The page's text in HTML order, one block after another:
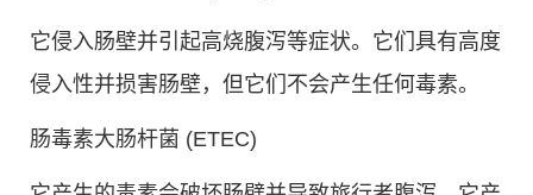
它侵入肠壁并引起高烧腹泻等症状。它们具有高度
侵入性并损害肠壁，但它们不会产生任何毒素。
肠毒素大肠杆菌 (ETEC)